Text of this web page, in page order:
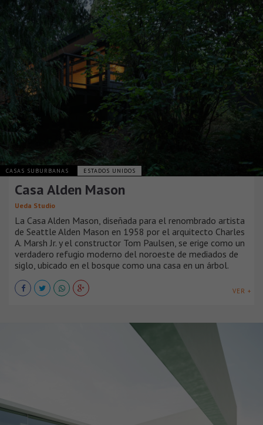
CASAS SUBURBANAS ESTADOS UNIDOS
Casa Alden Mason
Ueda Studio
La Casa Alden Mason, diseñada para el renombrado artista
de Seattle Alden Mason en 1958 por el arquitecto Charles
A. Marsh Jr. y el constructor Tom Paulsen, se erige como un
verdadero refugio moderno del noroeste de mediados de
siglo, ubicado en el bosque como una casa en un árbol.
VER +